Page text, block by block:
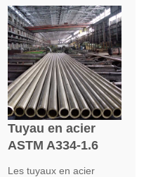
Tuyau en acier
ASTM A334-1.6
Les tuyaux en acier